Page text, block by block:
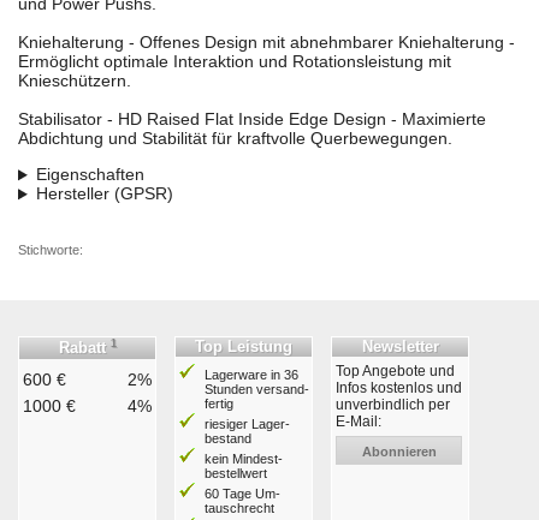
und Power Pushs.
Kniehalterung - Offenes Design mit abnehmbarer Kniehalterung -
Ermöglicht optimale Interaktion und Rotationsleistung mit
Knieschützern.
Stabilisator - HD Raised Flat Inside Edge Design - Maximierte
Abdichtung und Stabilität für kraftvolle Querbewegungen.
Eigenschaften
Hersteller (GPSR)
Stichworte:
Rabatt 1
600 €
2%
1000 €
4%
Top Leistung
Lagerware in 36
Stunden ver­sand­
fertig
riesiger Lager­
bestand
kein Mindest­
bestell­wert
60 Tage Um­
tausch­recht
Newsletter
Top Angebote und
Infos kostenlos und
unverbindlich per
E-Mail:
Abonnieren